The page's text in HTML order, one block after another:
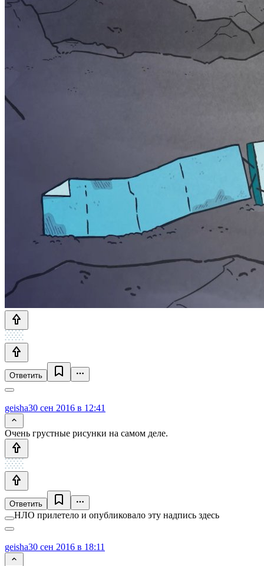
Ответить
geisha30 сен 2016 в 12:41
Очень грустные рисунки на самом деле.
Ответить
НЛО прилетело и опубликовало эту надпись здесь
geisha30 сен 2016 в 18:11